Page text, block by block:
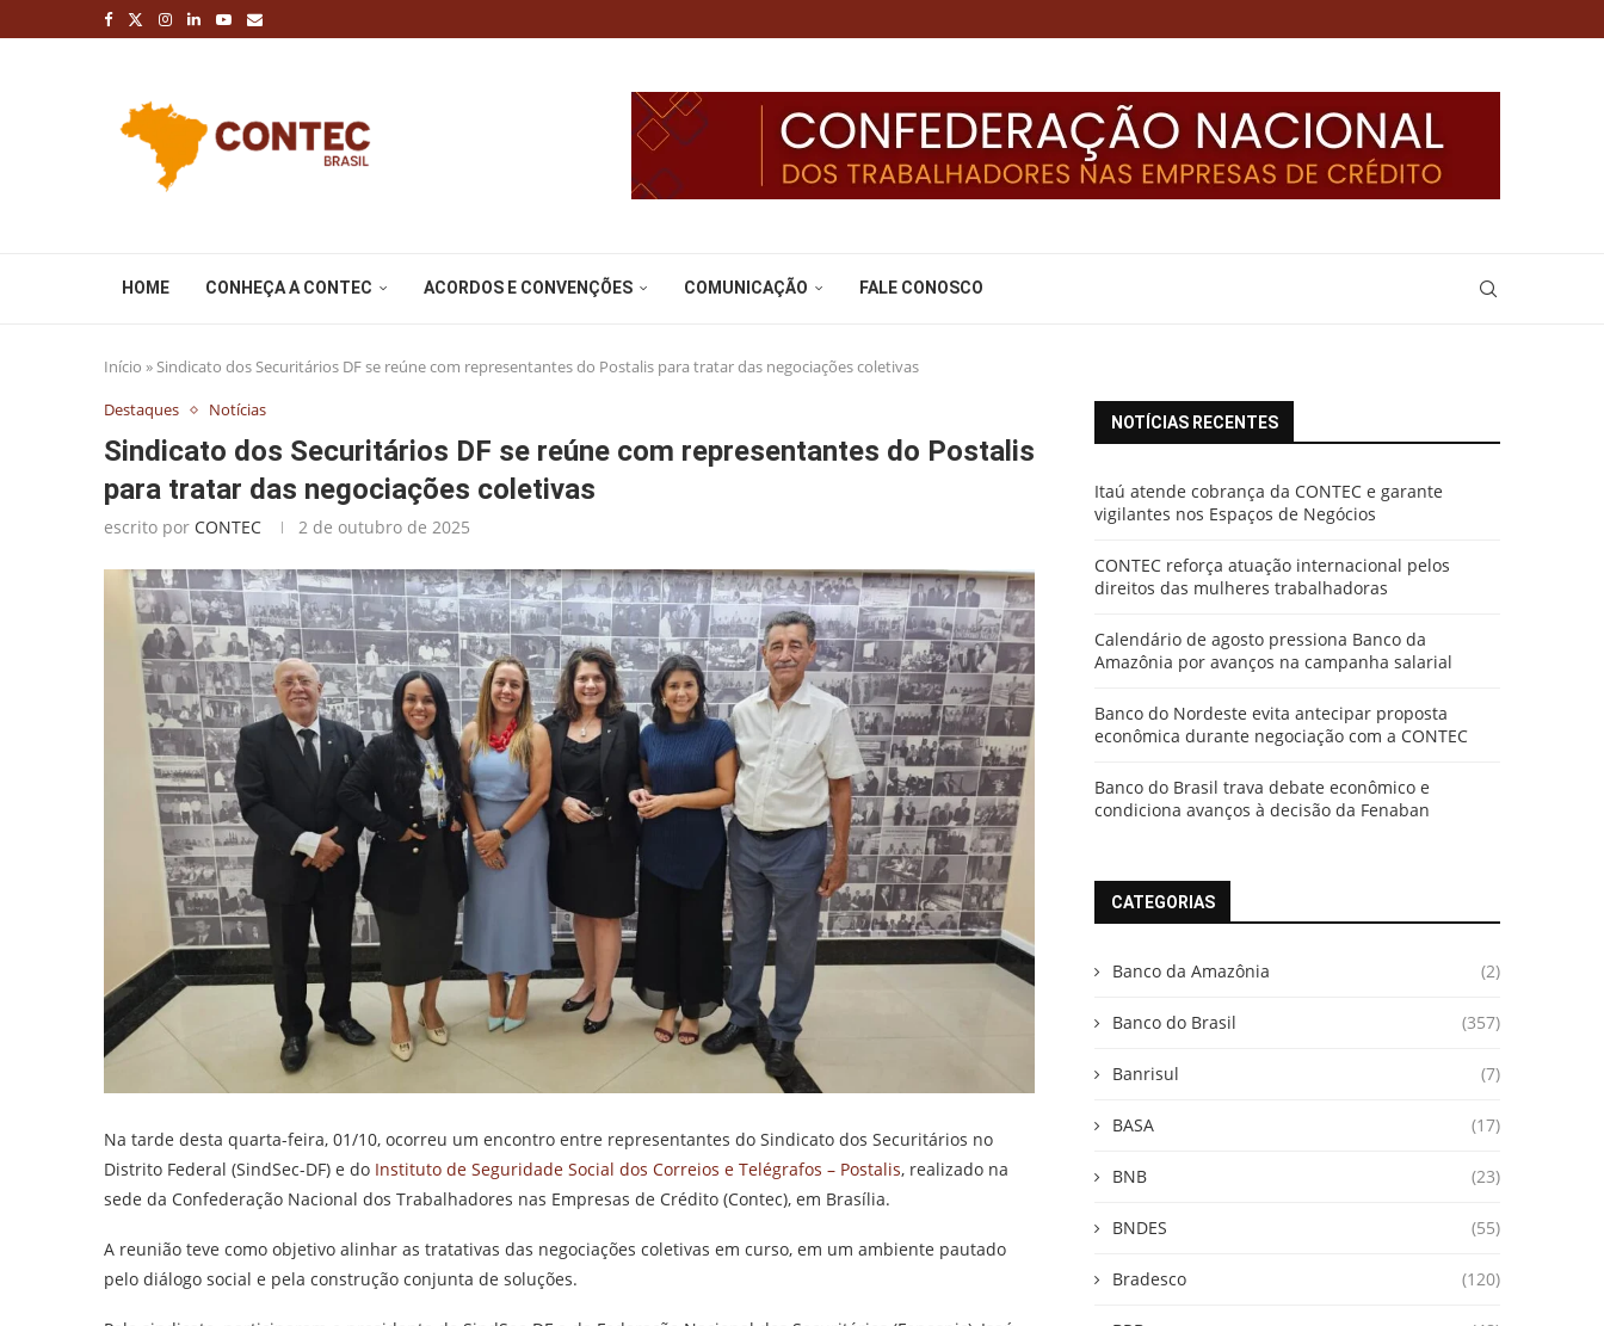
HOME CONHEÇA A CONTEC ACORDOS E CONVENÇÕES COMUNICAÇÃO FALE CONOSCO
Início »Sindicato dos Securitários DF se reúne com representantes do Postalis para tratar das negociações coletivas
Destaques
Notícias
Sindicato dos Securitários DF se reúne com representantes do Postalis
para tratar das negociações coletivas
escrito por CONTEC 2 de outubro de 2025
Na tarde desta quarta-feira, 01/10, ocorreu um encontro entre representantes do Sindicato dos Securitários no
Distrito Federal (SindSec-DF) e do Instituto de Seguridade Social dos Correios e Telégrafos – Postalis, realizado na
sede da Confederação Nacional dos Trabalhadores nas Empresas de Crédito (Contec), em Brasília.
A reunião teve como objetivo alinhar as tratativas das negociações coletivas em curso, em um ambiente pautado
pelo diálogo social e pela construção conjunta de soluções.
NOTÍCIAS RECENTES
Itaú atende cobrança da CONTEC e garante
vigilantes nos Espaços de Negócios
CONTEC reforça atuação internacional pelos
direitos das mulheres trabalhadoras
Calendário de agosto pressiona Banco da
Amazônia por avanços na campanha salarial
Banco do Nordeste evita antecipar proposta
econômica durante negociação com a CONTEC
Banco do Brasil trava debate econômico e
condiciona avanços à decisão da Fenaban
CATEGORIAS
Banco da Amazônia (2)
Banco do Brasil (357)
Banrisul (7)
BASA (17)
BNB (23)
BNDES (55)
Bradesco (120)